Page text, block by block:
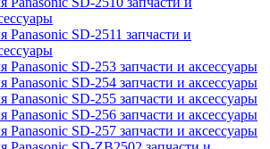
Panasonic SD-2511 запчасти и
Panasonic SD-253 запчасти и аксессуары
Panasonic SD-254 запчасти и аксессуары
Panasonic SD-255 запчасти и аксессуары
Panasonic SD-256 запчасти и аксессуары
Panasonic SD-257 запчасти и аксессуары